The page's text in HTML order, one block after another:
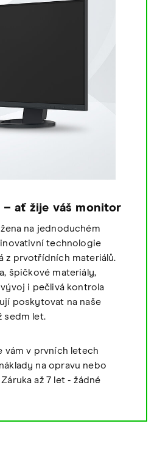
– ať žije váš monitor
na jednoduchém
technologie
z prvotřídních materiálů.
špičkové materiály,
i pečlivá kontrola
poskytovat na naše
sedm let.
vám v prvních letech
na opravu nebo
až 7 let - žádné